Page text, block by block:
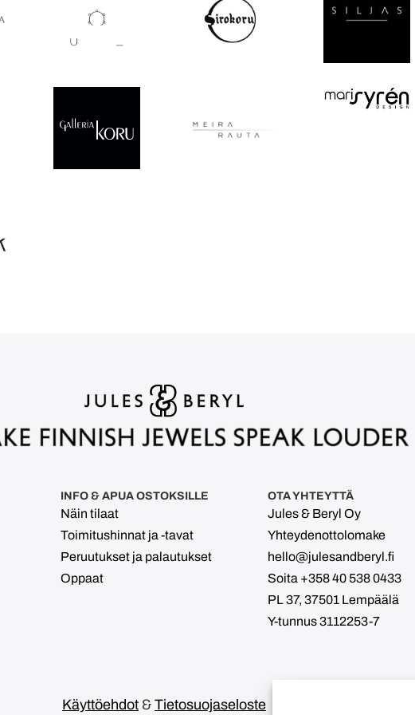
INFO & APUA OSTOKSILLE
Näin tilaat
Toimitushinnat ja -tavat
Peruutukset ja palautukset
Oppaat
OTA YHTEYTTÄ
Jules & Beryl Oy
Yhteydenottolomake
hello@julesandberyl.fi
Soita +358 40 538 0433
PL 37, 37501 Lempäälä
Y-tunnus 3112253-7
Käyttöehdot & Tietosuojaseloste